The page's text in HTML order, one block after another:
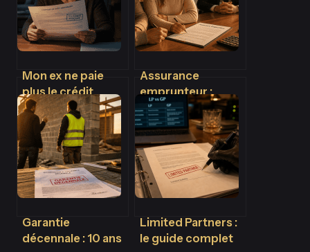
Mon ex ne paie
plus le crédit
immobilier :
comment
protéger votre
patrimoine et
stopper la dette
solidaire ?
Assurance
emprunteur :
pourquoi elle est
exigée et
comment diviser
vos coûts par
deux
Garantie
décennale : 10 ans
Limited Partners :
le guide complet